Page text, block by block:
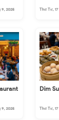
9, 2025 Thứ Tư,
in Singapore
9, 2025
Dim
Thứ Tư,